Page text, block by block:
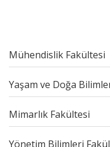
Mühendislik Fakültesi
Yaşam ve Doğa
Mimarlık Fakültesi
Yönetim Bilimleri